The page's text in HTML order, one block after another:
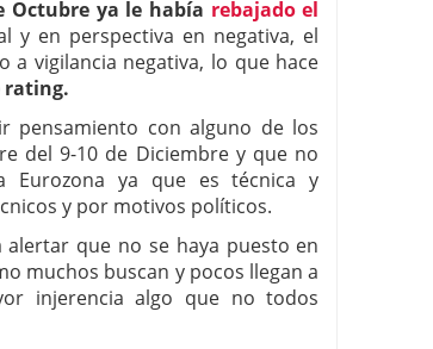
Octubre ya le había rebajado el
y en perspectiva en negativa, el
a vigilancia negativa, lo que hace
rating.
pensamiento con alguno de los
del 9-10 de Diciembre y que no
ya que es técnica y
y por motivos políticos.
alertar que no se haya puesto en
muchos buscan y pocos llegan a
injerencia algo que no todos